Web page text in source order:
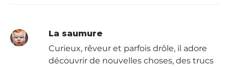
La saumure
Curieux, rêveur et parfois drôle, il adore
découvrir de nouvelles choses, des trucs